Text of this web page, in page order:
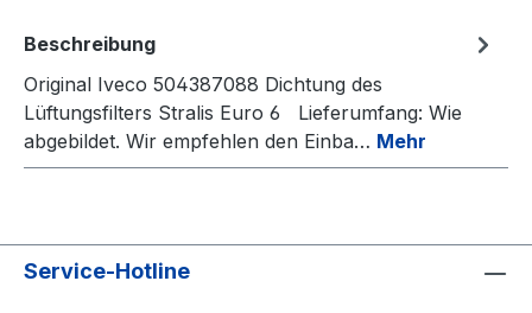
Beschreibung
Original Iveco 504387088 Dichtung des
Lüftungsfilters Stralis Euro 6 Lieferumfang: Wie
abgebildet. Wir empfehlen den Einba… Mehr
Service-Hotline